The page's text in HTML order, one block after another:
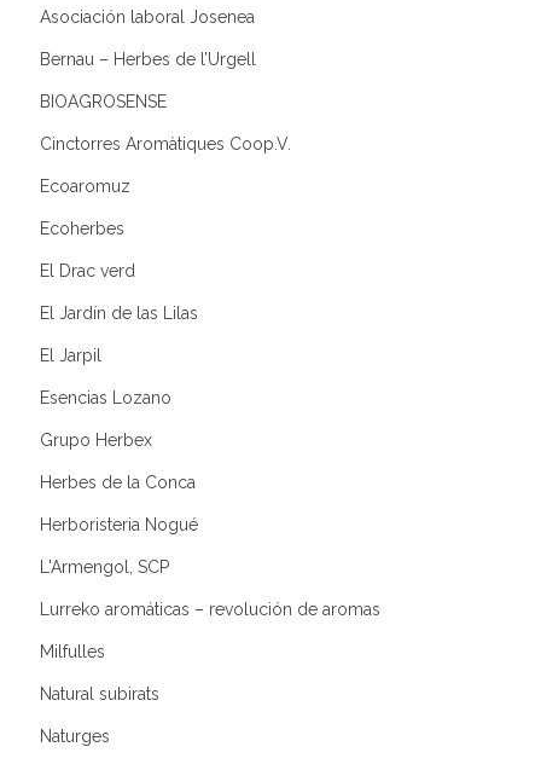
Asociación laboral Josenea
Bernau – Herbes de l’Urgell
BIOAGROSENSE
Cinctorres Aromàtiques Coop.V.
Ecoaromuz
Ecoherbes
El Drac verd
El Jardín de las Lilas
El Jarpil
Esencias Lozano
Grupo Herbex
Herbes de la Conca
Herboristeria Nogué
L'Armengol, SCP
Lurreko aromáticas – revolución de aromas
Milfulles
Natural subirats
Naturges